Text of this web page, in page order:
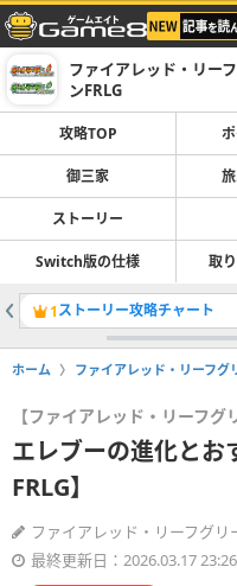
ファイアレッド・リー
ンFRLG
攻略TOP
御三家
ストーリー
Switch版の仕様 取
1ストーリー攻略チャート
ホーム ファイアレッド・リーフグ
【ファイアレッド・リーフグ
エレブーの進化とお
FRLG】
ファイアレッド・リーフグリ
最終更新日：2026.03.17 23:26